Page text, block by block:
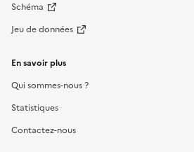
Schéma
Jeu de données
En savoir plus
Qui sommes-nous ?
Statistiques
Contactez-nous